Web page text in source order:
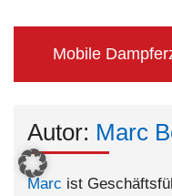
Mobile
Autor: Marc
Marc ist